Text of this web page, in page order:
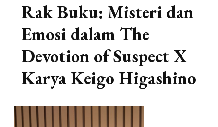
Rak Buku: Misteri dan
Emosi dalam The
Devotion of Suspect X
Karya Keigo Higashino